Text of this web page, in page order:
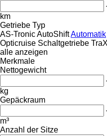
km
Getriebe Typ
AS-TronicAutoShiftAutomatik
Opticruise Schaltgetriebe
alle anzeigen
Merkmale
Nettogewicht
kg
Gepäckraum
m³
Anzahl der Sitze